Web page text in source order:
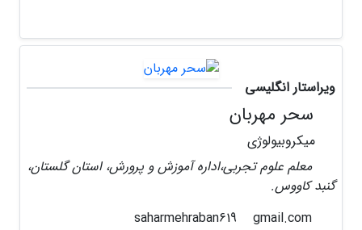
ویراستار انگلیسی
سحر مهربان
میکروبیولوژی
معلم علوم تجربی،اداره آموزش و پرورش، استان گلستان،
گنبد کاووس.
gmail.com